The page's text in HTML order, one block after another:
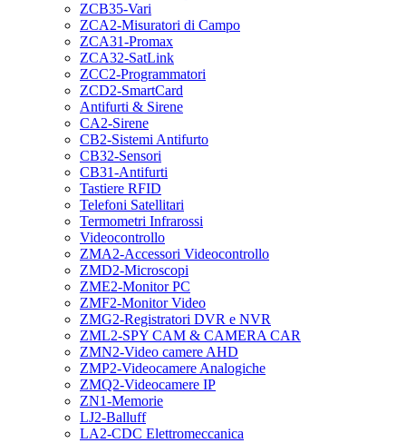
ZCB35-Vari
ZCA2-Misuratori di Campo
ZCA31-Promax
ZCA32-SatLink
ZCC2-Programmatori
ZCD2-SmartCard
Antifurti & Sirene
CA2-Sirene
CB2-Sistemi Antifurto
CB32-Sensori
CB31-Antifurti
Tastiere RFID
Telefoni Satellitari
Termometri Infrarossi
Videocontrollo
ZMA2-Accessori Videocontrollo
ZMD2-Microscopi
ZME2-Monitor PC
ZMF2-Monitor Video
ZMG2-Registratori DVR e NVR
ZML2-SPY CAM & CAMERA CAR
ZMN2-Video camere AHD
ZMP2-Videocamere Analogiche
ZMQ2-Videocamere IP
ZN1-Memorie
LJ2-Balluff
LA2-CDC Elettromeccanica